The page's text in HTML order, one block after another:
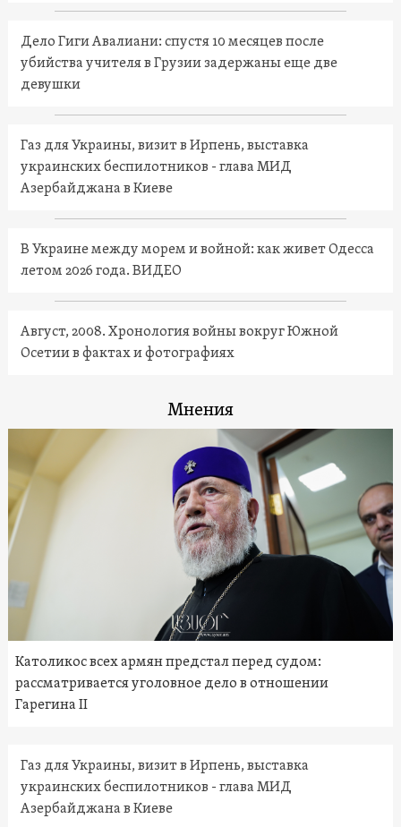
Дело Гиги Авалиани: спустя 10 месяцев после
убийства учителя в Грузии задержаны еще две
девушки
Газ для Украины, визит в Ирпень, выставка
украинских беспилотников - глава МИД
Азербайджана в Киеве
В Украине между морем и войной: как живет Одесса
летом 2026 года. ВИДЕО
Август, 2008. Хронология войны вокруг Южной
Осетии в фактах и фотографиях
Мнения
Католикос всех армян предстал перед судом:
рассматривается уголовное дело в отношении
Гарегина II
Газ для Украины, визит в Ирпень, выставка
украинских беспилотников - глава МИД
Азербайджана в Киеве